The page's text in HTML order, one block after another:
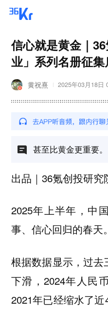
信心就是黄金｜
业」系列名册征集
黄祝熹 2025年03月18日
甚至比黄金更重要。
出品｜36氪创投研究
2025年上半年，中
事、信心回归的春天。
根据数据显示，过
下滑，2024年人民
2021年已经缩水了